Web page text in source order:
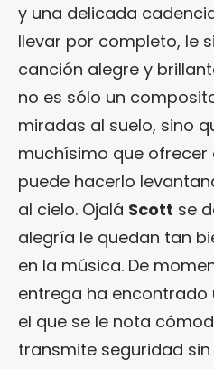
y una delicada
llevar por completo, le
canción alegre y
no es sólo un
miradas al suelo, sino
muchísimo que
puede hacerlo
al cielo. Ojalá Scott se
alegría le quedan tan
en la música. De
entrega ha encontrado
el que se le nota
transmite seguridad